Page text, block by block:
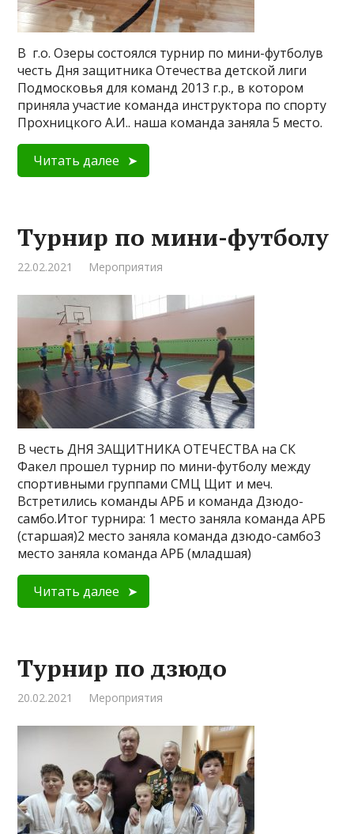
В г.о. Озеры состоялся турнир по мини-футболув
честь Дня защитника Отечества детской лиги
Подмосковья для команд 2013 г.р., в котором
приняла участие команда инструктора по спорту
Прохницкого А.И.. наша команда заняла 5 место.
Читать далее
Турнир по мини-футболу
22.02.2021 Мероприятия
В честь ДНЯ ЗАЩИТНИКА ОТЕЧЕСТВА на СК
Факел прошел турнир по мини-футболу между
спортивными группами СМЦ Щит и меч.
Встретились команды АРБ и команда Дзюдо-
самбо.Итог турнира: 1 место заняла команда АРБ
(старшая)2 место заняла команда дзюдо-самбо3
место заняла команда АРБ (младшая)
Читать далее
Турнир по дзюдо
20.02.2021 Мероприятия